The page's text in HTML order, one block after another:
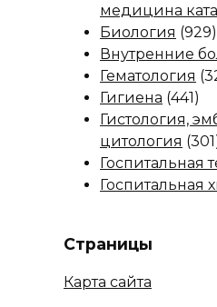
медицина
Биология (929)
Внутренние
Гематология
Гигиена (441)
Гистология,
цитология
Госпитальная
Госпитальная
Страницы
Карта сайта